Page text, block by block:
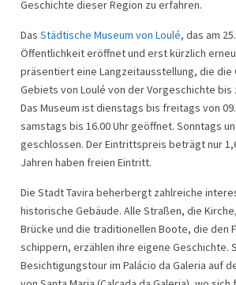
Geschichte dieser Region zu erfahren.
Das Städtische Museum von Loulé, das am
Öffentlichkeit eröffnet und erst kürzlich
präsentiert eine Langzeitausstellung, die die
Gebiets von Loulé von der Vorgeschichte bis
Das Museum ist dienstags bis freitags von
samstags bis 16.00 Uhr geöffnet. Sonntags
geschlossen. Der Eintrittspreis beträgt nur
Jahren haben freien Eintritt.
Die Stadt Tavira beherbergt zahlreiche
historische Gebäude. Alle Straßen, die
Brücke und die traditionellen Boote, die den
schippern, erzählen ihre eigene Geschichte.
Besichtigungstour im Palácio da Galeria auf